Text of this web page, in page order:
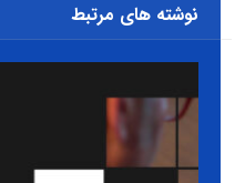
نوشته های مرتبط